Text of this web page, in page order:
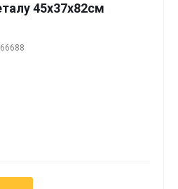
45х37х82см